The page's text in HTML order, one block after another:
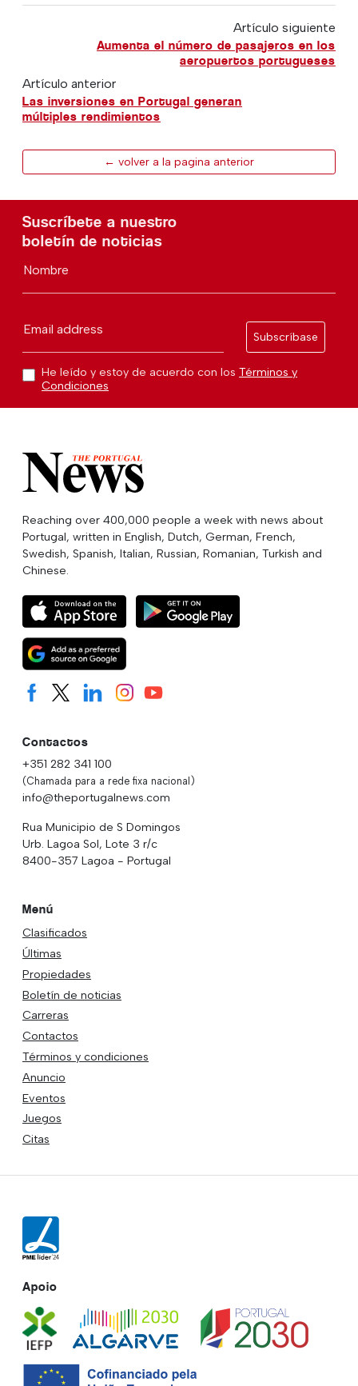
Artículo siguiente
Aumenta el número de pasajeros en los
aeropuertos portugueses
Artículo anterior
Las inversiones en Portugal generan
múltiples rendimientos
← volver a la pagina anterior
Suscríbete a nuestro
boletín de noticias
Nombre
Email address
Subscríbase
He leído y estoy de acuerdo con los Términos y
Condiciones
Reaching over 400,000 people a week with news about
Portugal, written in English, Dutch, German, French,
Swedish, Spanish, Italian, Russian, Romanian, Turkish and
Chinese.
Contactos
+351 282 341 100
(Chamada para a rede fixa nacional)
info@theportugalnews.com
Rua Municipio de S Domingos
Urb. Lagoa Sol, Lote 3 r/c
8400-357 Lagoa - Portugal
Menú
Clasificados
Últimas
Propiedades
Boletín de noticias
Carreras
Contactos
Términos y condiciones
Anuncio
Eventos
Juegos
Citas
Apoio